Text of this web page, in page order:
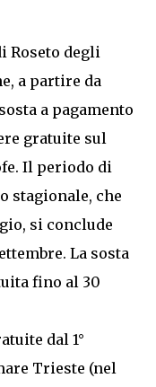
Roseto degli
a partire da
a pagamento
gratuite sul
Il periodo di
stagionale, che
si conclude
La sosta
fino al 30
dal 1°
Trieste (nel